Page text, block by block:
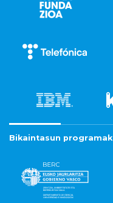
Bikaintasun programak